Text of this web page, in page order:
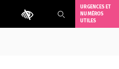
Outils d'accessibilité
URGENCES ET
NUMÉROS
UTILES